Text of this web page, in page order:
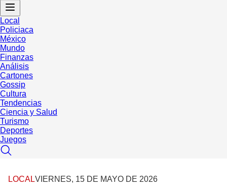
Local
Policiaca
México
Mundo
Finanzas
Análisis
Cartones
Gossip
Cultura
Tendencias
Ciencia y Salud
Turismo
Deportes
Juegos
LOCALVIERNES, 15 DE MAYO DE 2026